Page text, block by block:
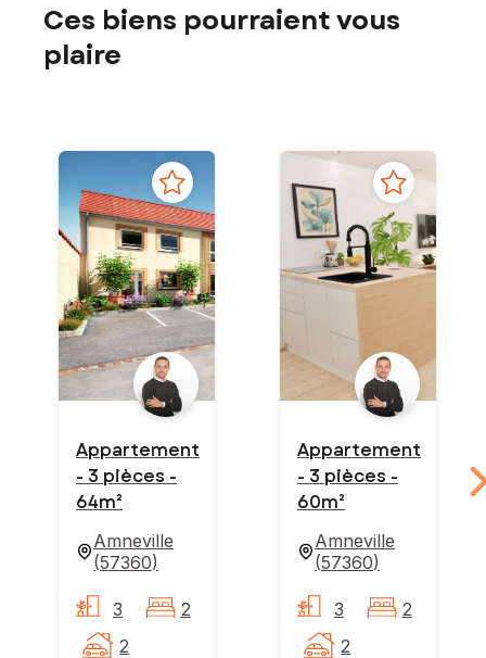
Ces biens pourraient vous
plaire
Appartement
- 3 pièces -
64m²
Amneville
(57360)
3
2
2
Appartement
- 3 pièces -
60m²
Amneville
(57360)
3
2
2